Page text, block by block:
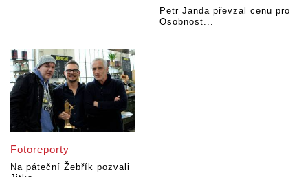
Petr Janda převzal cenu pro
Osobnost...
Fotoreporty
Na páteční Žebřík pozvali